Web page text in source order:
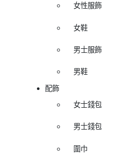
女性服飾
女鞋
男士服飾
男鞋
配飾
女士錢包
男士錢包
圍巾